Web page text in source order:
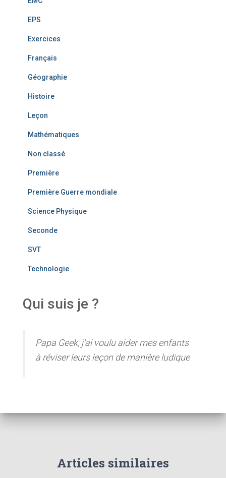
EPS
Exercices
Français
Géographie
Histoire
Leçon
Mathématiques
Non classé
Première
Première Guerre mondiale
Science Physique
Seconde
SVT
Technologie
Qui suis je ?
Papa Geek, j'ai voulu aider mes enfants
à réviser leurs leçon de manière ludique
Articles similaires